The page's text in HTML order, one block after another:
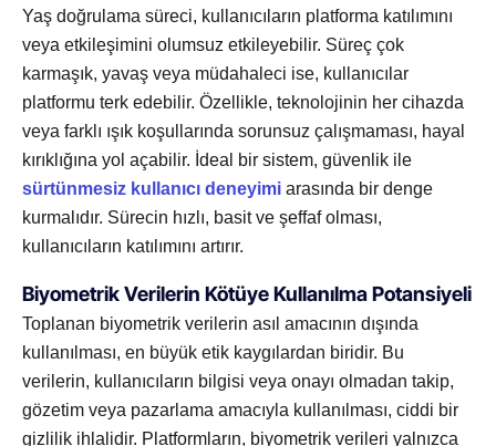
Yaş doğrulama süreci, kullanıcıların platforma katılımını
veya etkileşimini olumsuz etkileyebilir. Süreç çok
karmaşık, yavaş veya müdahaleci ise, kullanıcılar
platformu terk edebilir. Özellikle, teknolojinin her cihazda
veya farklı ışık koşullarında sorunsuz çalışmaması, hayal
kırıklığına yol açabilir. İdeal bir sistem, güvenlik ile
sürtünmesiz kullanıcı deneyimi arasında bir denge
kurmalıdır. Sürecin hızlı, basit ve şeffaf olması,
kullanıcıların katılımını artırır.
Biyometrik Verilerin Kötüye Kullanılma Potansiyeli
Toplanan biyometrik verilerin asıl amacının dışında
kullanılması, en büyük etik kaygılardan biridir. Bu
verilerin, kullanıcıların bilgisi veya onayı olmadan takip,
gözetim veya pazarlama amacıyla kullanılması, ciddi bir
gizlilik ihlalidir. Platformların, biyometrik verileri yalnızca